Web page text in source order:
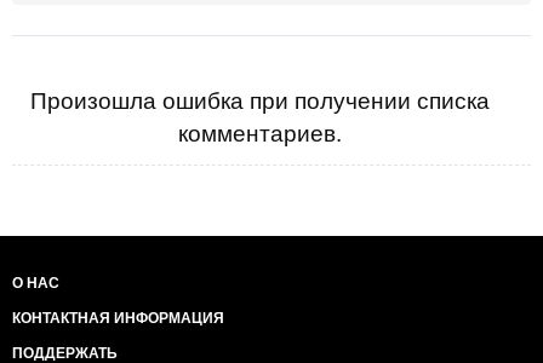
Произошла ошибка при получении списка
комментариев.
О НАС
КОНТАКТНАЯ ИНФОРМАЦИЯ
ПОДДЕРЖАТЬ